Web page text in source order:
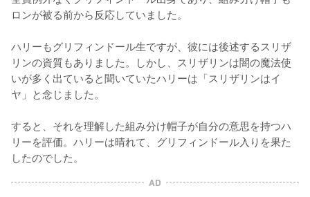
ロンが被る前から反応していました。
ハリーもグリフィンドール生ですが、彼には後述するスリザ
リンの資質もありました。しかし、スリザリンは闇の魔法使
いが多く出ていると聞いていたハリーは「スリザリンはイ
ヤ」と念じました。
すると、それを理解した組み分け帽子が自分の意思を持つハ
リーを評価。ハリーは晴れて、グリフィンドール入りを果た
したのでした。
AD